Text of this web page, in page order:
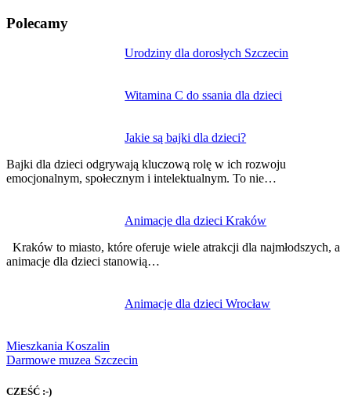
Polecamy
Urodziny dla dorosłych Szczecin
Witamina C do ssania dla dzieci
Jakie są bajki dla dzieci?
Bajki dla dzieci odgrywają kluczową rolę w ich rozwoju
emocjonalnym, społecznym i intelektualnym. To nie…
Animacje dla dzieci Kraków
Kraków to miasto, które oferuje wiele atrakcji dla najmłodszych, a
animacje dla dzieci stanowią…
Animacje dla dzieci Wrocław
Mieszkania Koszalin
Darmowe muzea Szczecin
CZEŚĆ :-)